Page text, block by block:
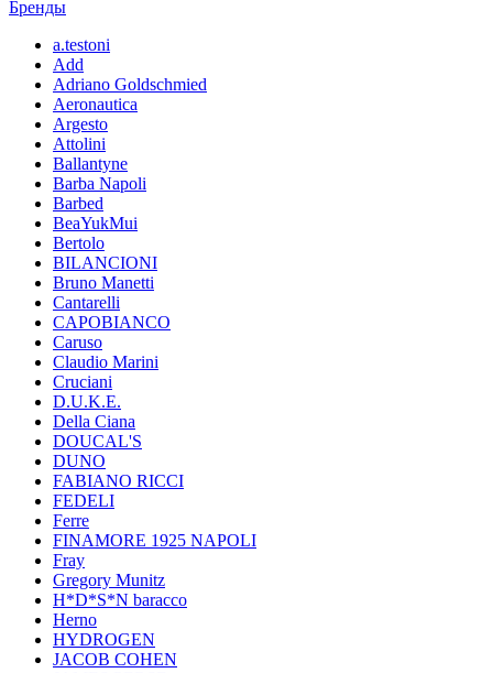
Бренды
a.testoni
Add
Adriano Goldschmied
Aeronautica
Argesto
Attolini
Ballantyne
Barba Napoli
Barbed
BeaYukMui
Bertolo
BILANCIONI
Bruno Manetti
Cantarelli
CAPOBIANCO
Caruso
Claudio Marini
Cruciani
D.U.K.E.
Della Ciana
DOUCAL'S
DUNO
FABIANO RICCI
FEDELI
Ferre
FINAMORE 1925 NAPOLI
Fray
Gregory Munitz
H*D*S*N baracco
Herno
HYDROGEN
JACOB COHEN